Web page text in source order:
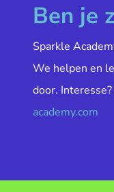
Ben je
Sparkle
We helpen en
door.
academy.com